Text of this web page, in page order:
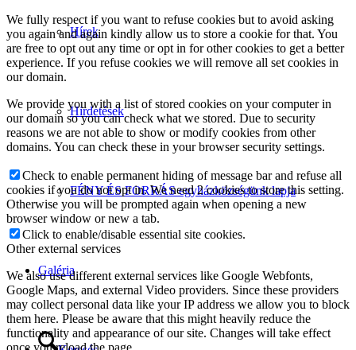
Hírek
Hirdetések
FÉNY ÉS FORRÁS egyházközségünk lapja
Galéria
We fully respect if you want to refuse cookies but to avoid asking
you again and again kindly allow us to store a cookie for that. You
are free to opt out any time or opt in for other cookies to get a better
experience. If you refuse cookies we will remove all set cookies in
our domain.
We provide you with a list of stored cookies on your computer in
our domain so you can check what we stored. Due to security
reasons we are not able to show or modify cookies from other
domains. You can check these in your browser security settings.
Check to enable permanent hiding of message bar and refuse all
cookies if you do not opt in. We need 2 cookies to store this setting.
Otherwise you will be prompted again when opening a new
browser window or new a tab.
Click to enable/disable essential site cookies.
Other external services
We also use different external services like Google Webfonts,
Google Maps, and external Video providers. Since these providers
may collect personal data like your IP address we allow you to block
them here. Please be aware that this might heavily reduce the
functionality and appearance of our site. Changes will take effect
once you reload the page.